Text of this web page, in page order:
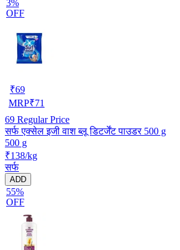
3%
OFF
₹69
MRP₹71
69 Regular Price
सर्फ एक्सेल इजी वाश ब्लू डिटर्जेंट पाउडर 500 g
500 g
₹138/kg
सर्फ
ADD
55%
OFF